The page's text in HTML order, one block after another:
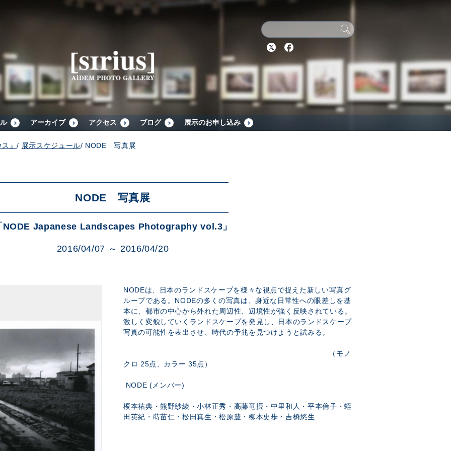
Twitter
アーカイブ アクセス ブログ 展示のお申し込み
ス』/ 展示スケジュール/ NODE 写真展
NODE 写真展
NODE Japanese Landscapes Photography vol.3」
2016/04/07 ～ 2016/04/20
NODEは、日本のランドスケープを様々な視点で捉えた新しい写真グ
ループである。NODEの多くの写真は、身近な日常性への眼差しを基
本に、都市の中心から外れた周辺性、辺境性が強く反映されている。
激しく変貌していくランドスケープを発見し、日本のランドスケープ
写真の可能性を表出させ、時代の予兆を見つけようと試みる。
（モノ
クロ 25点、カラー 35点）
NODE (メンバー)
榎本祐典・熊野紗綾・小林正秀・高藤竜摂・中里和人・平本倫子・蛭
田英紀・蒔苗仁・松田真生・松原豊・柳本史歩・吉橋悠生
展示スケジュール
アーカイブ
展示のお申し込み